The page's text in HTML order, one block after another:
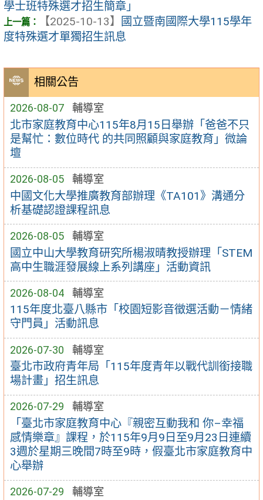
相關公告
2026-08-07 輔導室
北市家庭教育中心115年8月15日舉辦「爸爸不只
是幫忙：數位時代 的共同照顧與家庭教育」微論
壇
2026-08-05 輔導室
中國文化大學推廣教育部辦理《TA101》溝通分
析基礎認證課程訊息
2026-08-05 輔導室
國立中山大學教育研究所楊淑晴教授辦理「STEM
高中生職涯發展線上系列講座」活動資訊
2026-08-04 輔導室
115年度北臺八縣市「校園短影音徵選活動－情緒
守門員」活動訊息
2026-07-30 輔導室
臺北市政府青年局「115年度青年以戰代訓銜接職
場計畫」招生訊息
2026-07-29 輔導室
「臺北市家庭教育中心『親密互動我和 你–幸福
感情樂章』課程，於115年9月9日至9月23日連續
3週於星期三晚間7時至9時，假臺北市家庭教育中
心舉辦
2026-07-29 輔導室
學士班特殊選才招生簡章」
【2025-10-13】
國立暨南國際大學115學年
度特殊選才單獨招生訊息